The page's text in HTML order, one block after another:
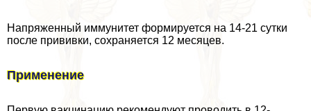
Напряженный иммунитет формируется на 14-21 сутки
после прививки, сохраняется 12 месяцев.
Применение